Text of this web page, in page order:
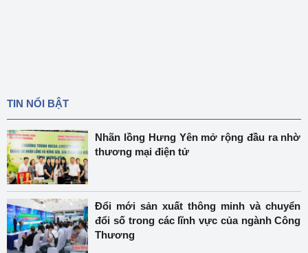
TIN NỔI BẬT
Nhãn lồng Hưng Yên mở rộng đầu ra nhờ
thương mại điện tử
Đổi mới sản xuất thông minh và chuyển
đổi số trong các lĩnh vực của ngành Công
Thương